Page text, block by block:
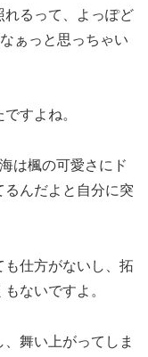
れるって、よっぽど
ぁっと思っちゃい
すよね。
は楓の可愛さにド
んだよと自分に突
仕方がないし、拓
ないですよ。
舞い上がってしま